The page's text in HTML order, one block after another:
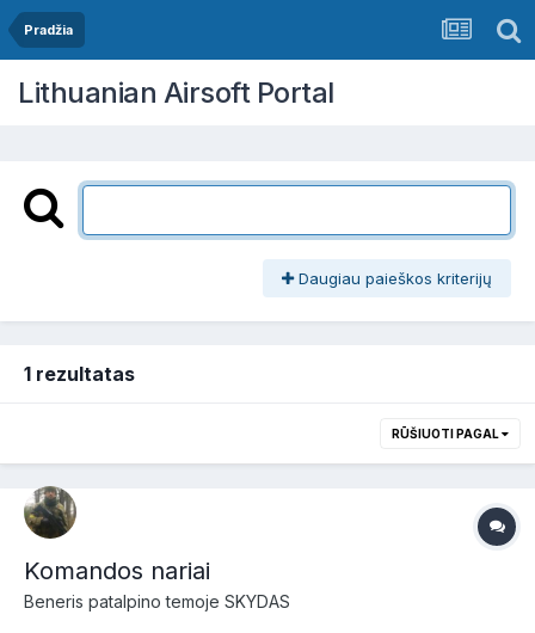
Pradžia
Lithuanian Airsoft Portal
Daugiau paieškos kriterijų
1 rezultatas
RŪŠIUOTI PAGAL
Komandos nariai
Beneris patalpino temoje SKYDAS